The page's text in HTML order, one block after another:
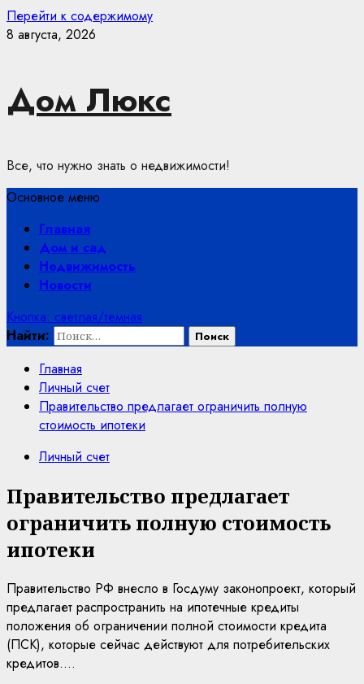
Перейти к содержимому
8 августа, 2026
Дом Люкс
Все, что нужно знать о недвижимости!
Основное меню
Главная
Дом и сад
Недвижимость
Новости
Кнопка: светлая/темная
Найти:
Главная
Личный счет
Правительство предлагает ограничить полную
стоимость ипотеки
Личный счет
Правительство предлагает
ограничить полную стоимость
ипотеки
Правительство РФ внесло в Госдуму законопроект, который
предлагает распространить на ипотечные кредиты
положения об ограничении полной стоимости кредита
(ПСК), которые сейчас действуют для потребительских
кредитов....